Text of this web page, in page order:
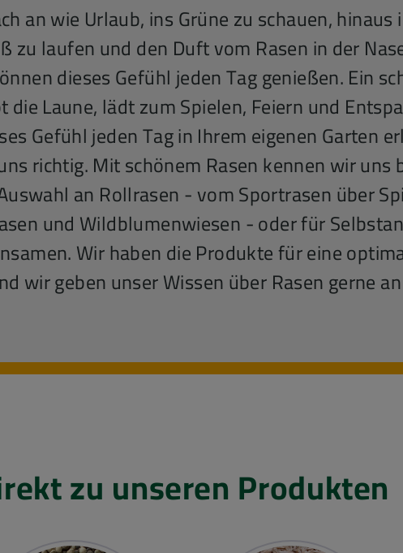
an wie Urlaub, ins Grüne zu schauen, hinaus
zu laufen und den Duft vom Rasen in der
dieses Gefühl jeden Tag genießen. Ein
die Laune, lädt zum Spielen, Feiern und
Gefühl jeden Tag in Ihrem eigenen Garten
richtig. Mit schönem Rasen kennen wir uns
an Rollrasen - vom Sportrasen über
und Wildblumenwiesen - oder für
Wir haben die Produkte für eine
wir geben unser Wissen über Rasen gerne
zu unseren Produkten